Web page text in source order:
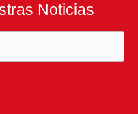
Noticias